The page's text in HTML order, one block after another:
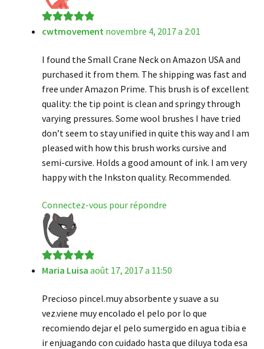
Note5sur 5
cwtmovement novembre 4, 2017 a 2:01
I found the Small Crane Neck on Amazon USA and
purchased it from them. The shipping was fast and
free under Amazon Prime. This brush is of excellent
quality: the tip point is clean and springy through
varying pressures. Some wool brushes I have tried
don’t seem to stay unified in quite this way and I am
pleased with how this brush works cursive and
semi-cursive. Holds a good amount of ink. I am very
happy with the Inkston quality. Recommended.
Connectez-vous pour répondre
Note5 sur 5
Maria Luisa août 17, 2017 a 11:50
Precioso pincel.muy absorbente y suave a su
vez.viene muy encolado el pelo por lo que
recomiendo dejar el pelo sumergido en agua tibia e
ir enjuagando con cuidado hasta que diluya toda esa